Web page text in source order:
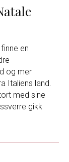
en
og mer
Italiens land.
med sine
gikk